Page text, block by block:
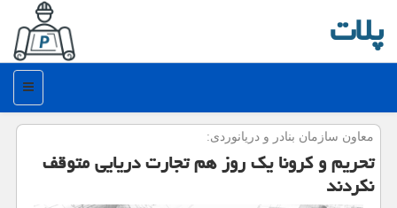
پلات
منو
معاون سازمان بنادر و دریانوردی:
تحریم و كرونا یك روز هم تجارت دریایی متوقف
نكردند